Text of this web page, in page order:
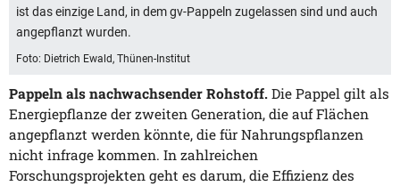
ist das einzige Land, in dem gv-Pappeln zugelassen sind und auch
angepflanzt wurden.
Foto: Dietrich Ewald, Thünen-Institut
Pappeln als nachwachsender Rohstoff. Die Pappel gilt als
Energiepflanze der zweiten Generation, die auf Flächen
angepflanzt werden könnte, die für Nahrungspflanzen
nicht infrage kommen. In zahlreichen
Forschungsprojekten geht es darum, die Effizienz des